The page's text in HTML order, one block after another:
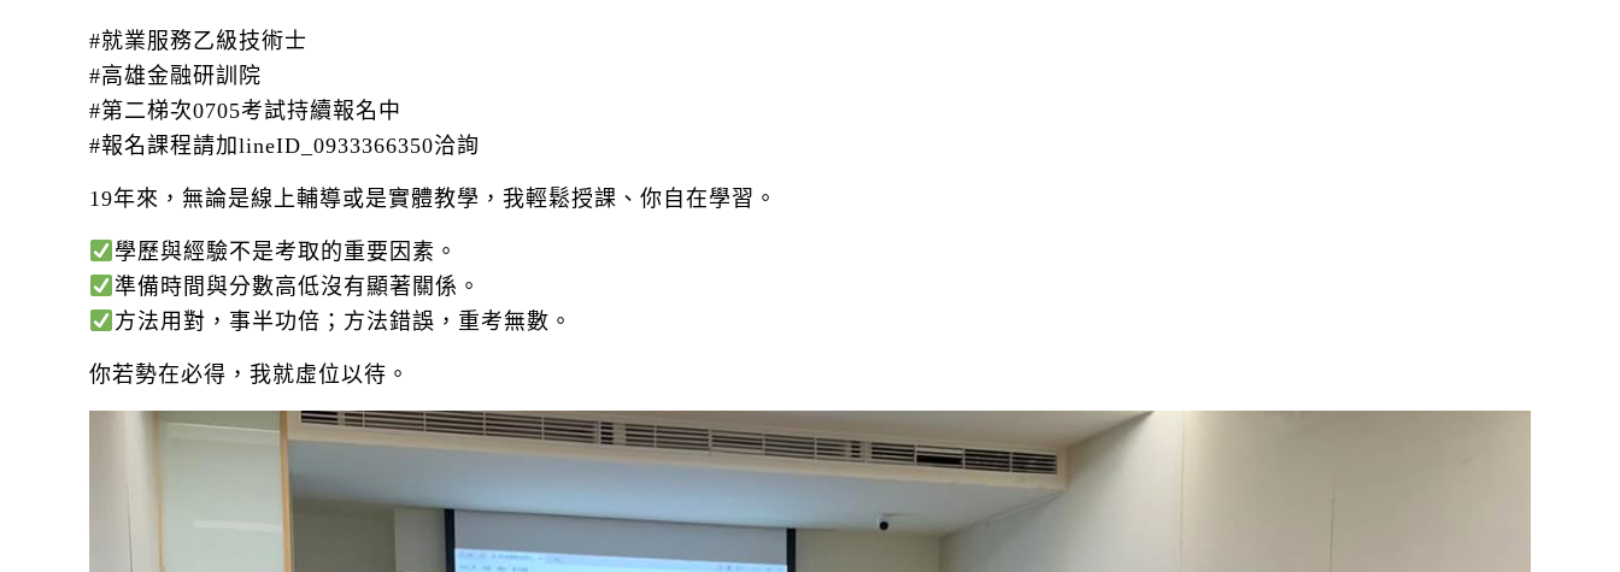
#就業服務乙級技術士
#高雄金融研訓院
#第二梯次0705考試持續報名中
#報名課程請加lineID_0933366350洽詢
19年來，無論是線上輔導或是實體教學，我輕鬆授課、你自在學習。
學歷與經驗不是考取的重要因素。
準備時間與分數高低沒有顯著關係。
方法用對，事半功倍；方法錯誤，重考無數。
你若勢在必得，我就虛位以待。